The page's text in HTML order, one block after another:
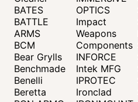
BATES
BATTLE
ARMS
BCM
Bear Grylls
Benchmade
Benelli
Beretta
OPTICS
Impact
Weapons
Components
INFORCE
Intek MFG
IPROTEC
Ironclad